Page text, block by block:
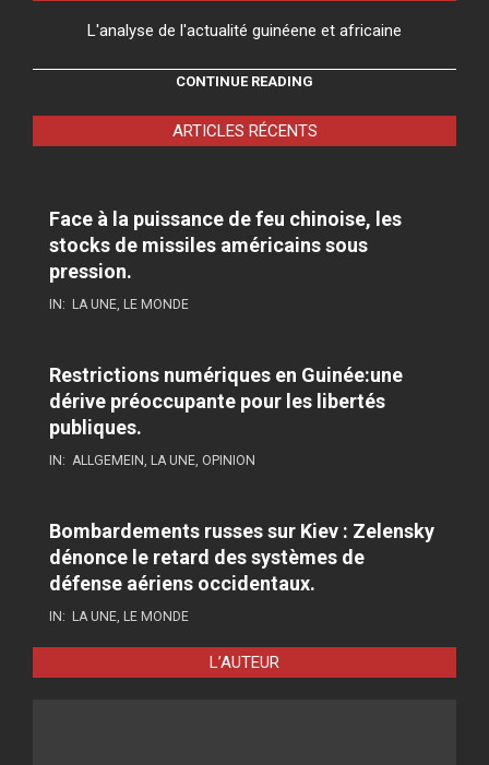
L'analyse de l'actualité guinéene et africaine
CONTINUE READING
ARTICLES RÉCENTS
Face à la puissance de feu chinoise, les
stocks de missiles américains sous
pression.
IN: LA UNE LE MONDE
Restrictions numériques en Guinée:une
dérive préoccupante pour les libertés
publiques.
IN: ALLGEMEIN LA UNE OPINION
Bombardements russes sur Kiev : Zelensky
dénonce le retard des systèmes de
défense aériens occidentaux.
IN: LA UNE LE MONDE
L’AUTEUR